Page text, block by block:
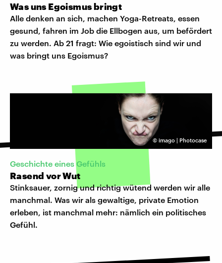
Was uns Egoismus bringt
Alle denken an sich, machen Yoga-Retreats, essen
gesund, fahren im Job die Ellbogen aus, um befördert
zu werden. Ab 21 fragt: Wie egoistisch sind wir und
was bringt uns Egoismus?
© imago | Photocase
Geschichte eines Gefühls
Rasend vor Wut
Stinksauer, zornig und richtig wütend werden wir alle
manchmal. Was wir als gewaltige, private Emotion
erleben, ist manchmal mehr: nämlich ein politisches
Gefühl.